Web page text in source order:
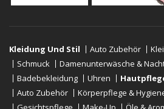
Kleidung Und Stil Auto Zubehör
Schmuck
Damenunterwäsche &
Badebekleidung
Uhren
Auto Zubehör
Körperpflege &